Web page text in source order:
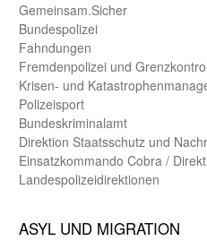
Gemein­sam.Sicher
Bundes­polizei
Fahndungen
Fremdenpolizei und
Krisen- und
Polizeisport
Bundes­kriminal­amt
Direktion Staats­schutz und
Einsatz­kommando Cobra /
Landes­polizei­direk­tionen
ASYL UND MIGRA­TION